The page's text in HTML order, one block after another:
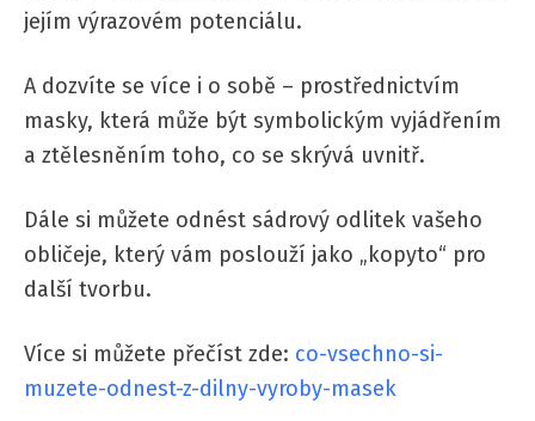
jejím výrazovém potenciálu.
A dozvíte se více i o sobě – prostřednictvím
masky, která může být symbolickým vyjádřením
a ztělesněním toho, co se skrývá uvnitř.
Dále si můžete odnést sádrový odlitek vašeho
obličeje, který vám poslouží jako „kopyto“ pro
další tvorbu.
Více si můžete přečíst zde: co-vsechno-si-
muzete-odnest-z-dilny-vyroby-masek